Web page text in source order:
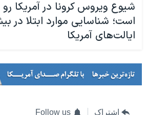
شیوع ویروس کرونا در آمریکا
است؛ شناسایی موارد ابتلا در
ایالت‌های آمریکا
اشتراک Follow us